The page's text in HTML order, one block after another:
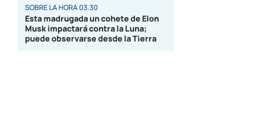
SOBRE LA HORA 03.30
Esta madrugada un cohete de Elon
Musk impactará contra la Luna;
puede observarse desde la Tierra